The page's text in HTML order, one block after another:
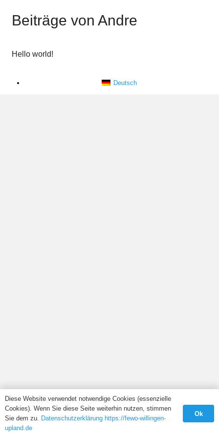
Beiträge von Andre
Hello world!
Deutsch
Diese Website verwendet notwendige Cookies (essenzielle
Cookies). Wenn Sie diese Seite weiterhin nutzen, stimmen
Sie dem zu. Datenschutzerklärung https://fewo-willingen-
upland.de
Ok